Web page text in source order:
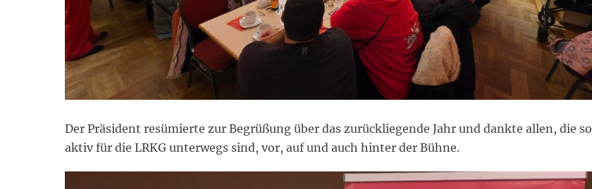
Der Präsident resümierte zur Begrüßung über das zurückliegende Jahr und dankte allen, die so
aktiv für die LRKG unterwegs sind, vor, auf und auch hinter der Bühne.